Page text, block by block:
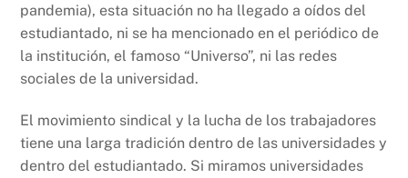
pandemia), esta situación no ha llegado a oídos del
estudiantado, ni se ha mencionado en el periódico de
la institución, el famoso “Universo”, ni las redes
sociales de la universidad.
El movimiento sindical y la lucha de los trabajadores
tiene una larga tradición dentro de las universidades y
dentro del estudiantado. Si miramos universidades